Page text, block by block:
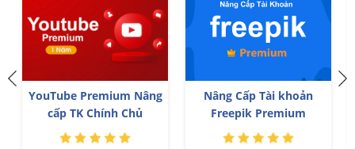
YouTube Premium Nâng
cấp TK Chính Chủ
Nâng Cấp Tài khoản
Freepik Premium